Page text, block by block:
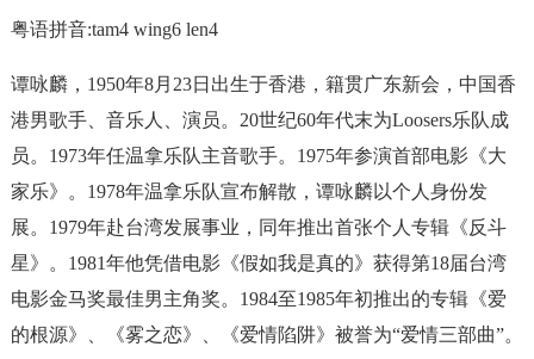
粤语拼音:tam4 wing6 len4
谭咏麟，1950年8月23日出生于香港，籍贯广东新会，中国香
港男歌手、音乐人、演员。20世纪60年代末为Loosers乐队成
员。1973年任温拿乐队主音歌手。1975年参演首部电影《大
家乐》。1978年温拿乐队宣布解散，谭咏麟以个人身份发
展。1979年赴台湾发展事业，同年推出首张个人专辑《反斗
星》。1981年他凭借电影《假如我是真的》获得第18届台湾
电影金马奖最佳男主角奖。1984至1985年初推出的专辑《爱
的根源》、《雾之恋》、《爱情陷阱》被誉为“爱情三部曲”。